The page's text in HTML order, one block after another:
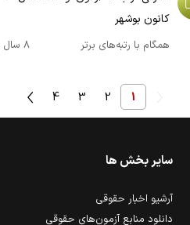
کانون بوشهر
همگام با رتبه‌های برتر 8 سال پیش
1
2
3
4
سایر بخش ها
آرشیو اخبار حقوقی
دانلود منابع آزمون‌های حقوقی